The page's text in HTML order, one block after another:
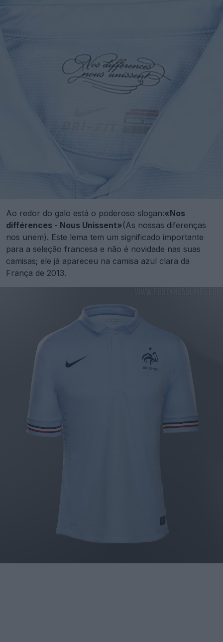
Ao redor do galo está o poderoso slogan:«Nos
différences - Nous Unissent»(As nossas diferenças
nos unem). Este lema tem um significado importante
para a seleção francesa e não é novidade nas suas
camisas; ele já apareceu na camisa azul clara da
França de 2013.